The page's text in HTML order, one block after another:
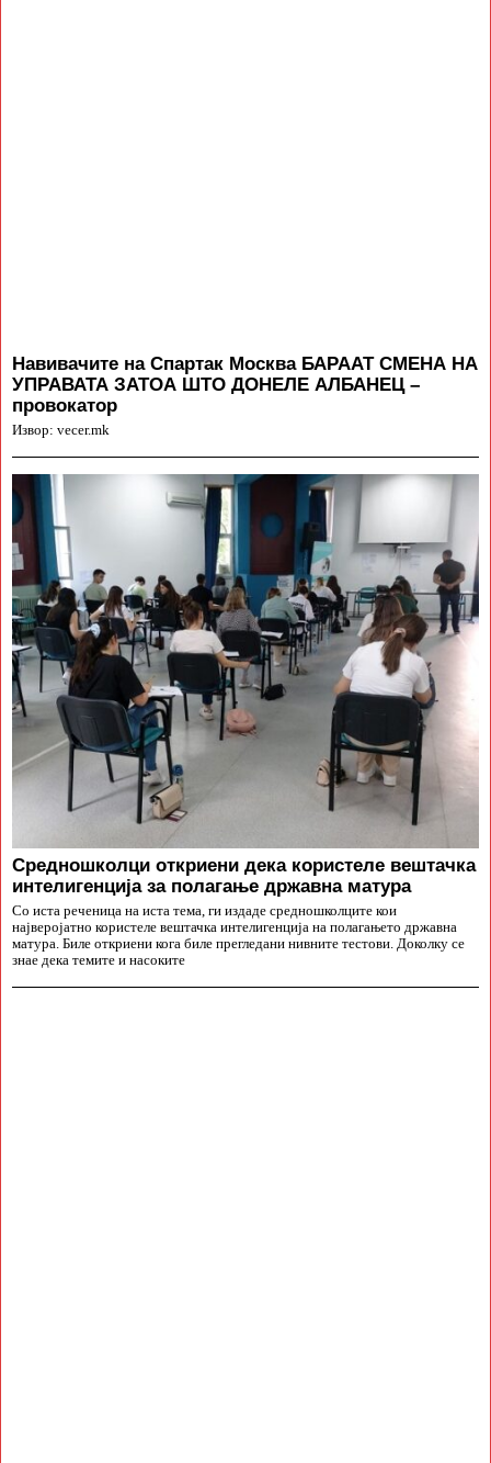
Навивачите на Спартак Москва БАРААТ СМЕНА НА
УПРАВАТА ЗАТОА ШТО ДОНЕЛЕ АЛБАНЕЦ –
провокатор
Извор: vecer.mk
Средношколци откриени дека користеле вештачка
интелигенција за полагање државна матура
Со иста реченица на иста тема, ги издаде средношколците кои
најверојатно користеле вештачка интелигенција на полагањето државна
матура. Биле откриени кога биле прегледани нивните тестови. Доколку се
знае дека темите и насоките